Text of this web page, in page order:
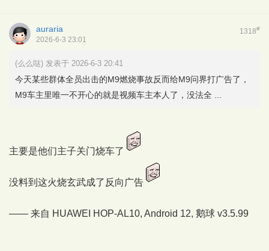
1318#
auraria
2026-6-3 23:01
(么么哒) 发表于 2026-6-3 20:41
今天某些群体全员出击的M9燃烧事故反而给M9问界打广告了，
M9车主里唯一不开心的就是视频车主本人了，没法全 ...
主要是他们主子关门烧车了
没料到这火烧玄武成了反向广告
—— 来自 HUAWEI HOP-AL10, Android 12, 鹅球 v3.5.99